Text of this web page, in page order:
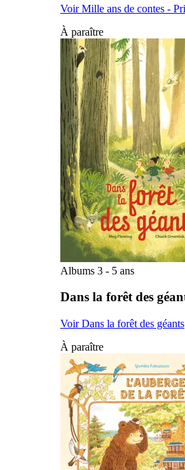
Voir Mille ans de contes -
À paraître
Albums 3 - 5 ans
Dans la forêt des
Voir Dans la forêt des géants
À paraître